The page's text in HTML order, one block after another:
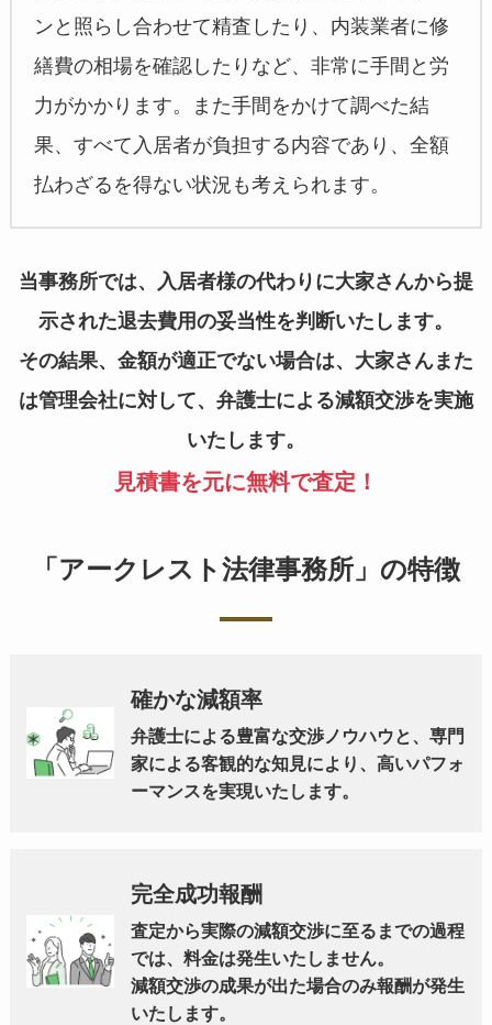
ンと照らし合わせて精査したり、内装業者に修
繕費の相場を確認したりなど、非常に手間と労
力がかかります。また手間をかけて調べた結
果、すべて入居者が負担する内容であり、全額
払わざるを得ない状況も考えられます。
当事務所では、入居者様の代わりに大家さんから提
示された退去費用の妥当性を判断いたします。
その結果、金額が適正でない場合は、大家さんまた
は管理会社に対して、弁護士による減額交渉を実施
いたします。
見積書を元に無料で査定！
「アークレスト法律事務所」の特徴
確かな減額率
弁護士による豊富な交渉ノウハウと、専門
家による客観的な知見により、高いパフォ
ーマンスを実現いたします。
完全成功報酬
査定から実際の減額交渉に至るまでの過程
では、料金は発生いたしません。
減額交渉の成果が出た場合のみ報酬が発生
いたします。